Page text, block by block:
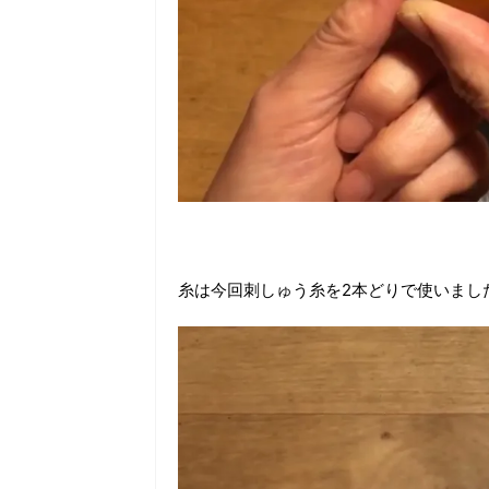
糸は今回刺しゅう糸を2本どりで使いまし